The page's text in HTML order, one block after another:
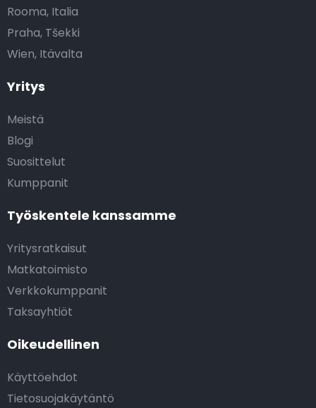
Yritys
Meistä
Blogi
Suosittelut
Kumppanit
Työskentele kanssamme
Yritysratkaisut
Matkatoimisto
Verkkokumppanit
Taksayhtiöt
Oikeudellinen
Käyttöehdot
Tietosuojakäytäntö
Rooma, Italia
Praha, Tšekki
Wien, Itävalta